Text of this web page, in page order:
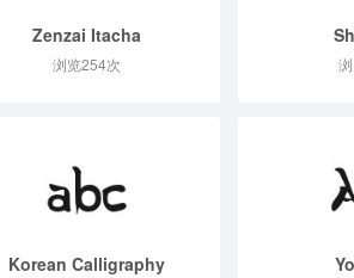
Zenzai Itacha
浏览254次
Korean Calligraphy